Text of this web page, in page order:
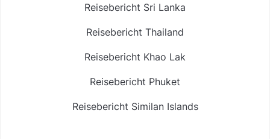
Reisebericht Sri Lanka
Reisebericht Thailand
Reisebericht Khao Lak
Reisebericht Phuket
Reisebericht Similan Islands